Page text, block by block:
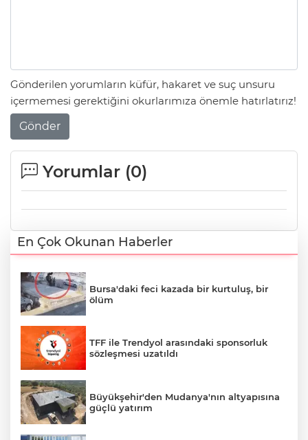
Gönderilen yorumların küfür, hakaret ve suç unsuru
içermemesi gerektiğini okurlarımıza önemle hatırlatırız!
Gönder
Yorumlar (0)
En Çok Okunan Haberler
Bursa'daki feci kazada bir kurtuluş, bir
ölüm
TFF ile Trendyol arasındaki sponsorluk
sözleşmesi uzatıldı
Büyükşehir'den Mudanya'nın altyapısına
güçlü yatırım